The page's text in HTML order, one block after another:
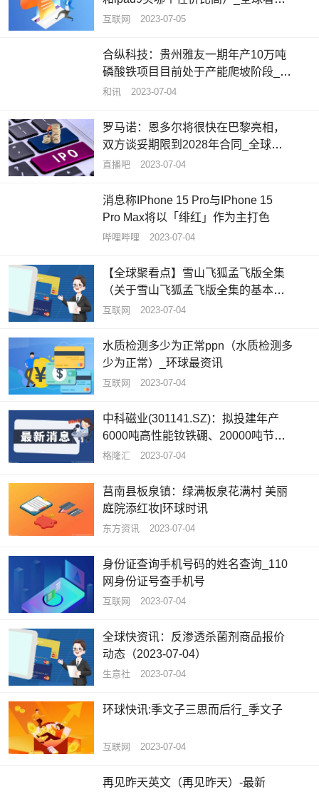
讯
互联网 2023-07-05
合纵科技：贵州雅友一期年产10万吨
磷酸铁项目目前处于产能爬坡阶段_每
日聚焦
和讯 2023-07-04
罗马诺：恩多尔将很快在巴黎亮相，
双方谈妥期限到2028年合同_全球要
闻
直播吧 2023-07-04
消息称IPhone 15 Pro与IPhone 15
Pro Max将以「绯红」作为主打色
哔哩哔哩 2023-07-04
【全球聚看点】雪山飞狐孟飞版全集
（关于雪山飞狐孟飞版全集的基本详
情介绍）
互联网 2023-07-04
水质检测多少为正常ppn（水质检测多
少为正常）_环球最资讯
互联网 2023-07-04
中科磁业(301141.SZ)：拟投建年产
6000吨高性能钕铁硼、20000吨节能
电机磁瓦及1500吨粘结磁项目_全球
格隆汇 2023-07-04
莒南县板泉镇：绿满板泉花满村 美丽
庭院添红妆|环球时讯
东方资讯 2023-07-04
身份证查询手机号码的姓名查询_110
网身份证号查手机号
互联网 2023-07-04
全球快资讯：反渗透杀菌剂商品报价
动态（2023-07-04）
生意社 2023-07-04
环球快讯:季文子三思而后行_季文子
互联网 2023-07-04
再见昨天英文（再见昨天）-最新